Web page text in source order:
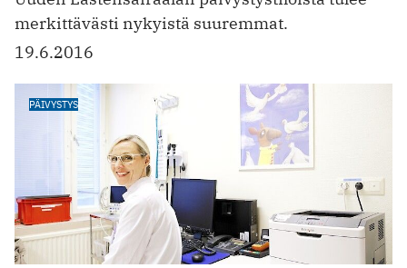
merkittävästi nykyistä suuremmat.
19.6.2016
PÄIVYSTYS